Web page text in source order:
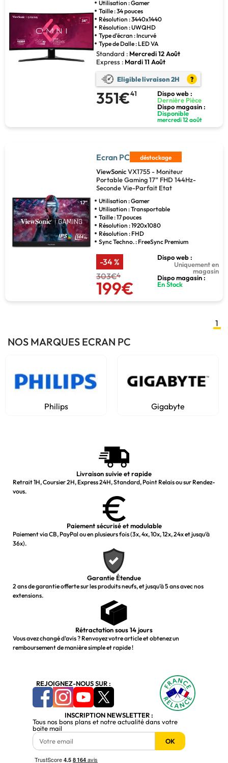
Utilisation : Gamer
Taille : 34 pouces
Résolution : 3440x1440
Résolution : UWQHD
Type d'écran : Incurvé
Type de Dalle : LED VA
Standard : Mercredi 12 Août
Express : Mardi 11 Août
Eligible livraison 2H ?
351€41
Dispo web :
Dernière Pièce
Dispo magasin :
Disponible
mercredi 12 août
Ecran PC déstockage
ViewSonicVX1755 - Moniteur
Portable Gaming 17” FHD 144Hz-
Seconde Vie-Parfait Etat
Utilisation : Gamer
Utilisation : Transportable
Taille : 17 pouces
Résolution : 1920x1080
Résolution : FHD
Sync Techno. : FreeSync Premium
-34 %
303€4
199€
Dispo web :
Uniquement en
magasin
Dispo magasin :
En Stock
1
NOS MARQUES ECRAN PC
Philips Gigabyte
Livraison suivie et rapide
Retrait 1H, Coursier 2H, Express 24H, Standard, Point Relais ou sur Rendez-
vous.
Paiement sécurisé et modulable
Paiement via CB, PayPal ou en plusieurs fois (3x, 4x, 10x, 12x, 24x et jusqu’à
36x).
Garantie Étendue
2 ans de garantie offerte sur les produits neufs, et jusqu’à 5 ans avec nos
extensions.
Rétractation sous 14 jours
Vous avez changé d’avis ? Renvoyez votre article et obtenez un
remboursement de manière simple et rapide !
REJOIGNEZ-NOUS SUR :
INSCRIPTION NEWSLETTER :
Tous nos bons plans et notre actualité dans votre
boite mail
OK